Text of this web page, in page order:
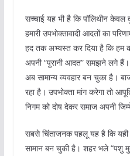
सच्चाई यह भी है कि पॉलिथीन केवल
हमारी उपभोक्तावादी आदतों का
हद तक अभ्यस्त कर दिया है कि हम
अपनी “पुरानी आदत” समझने लगे
अब सामान्य व्यवहार बन चुका है।
रहा है। उपभोक्ता मांग करेगा तो
निगम को दोष देकर समाज अपनी
सबसे चिंताजनक पहलू यह है कि
सामान बन चुकी है। शहर भले “पशु